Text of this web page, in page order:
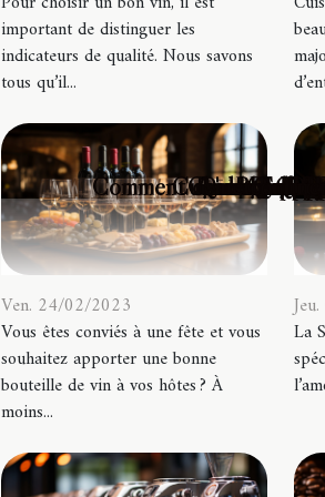
Guide
Comment choisir les
L'innovation
important de distinguer les
indicateurs de qualité. Nous savons
tous qu’il...
Quels sont
Ven. 24/02/2023
Vous êtes conviés à une fête et vous
souhaitez apporter une bonne
bouteille de vin à vos hôtes ? À
moins...
La
Quel
Blinder
Quels
Le
Recette
Cuisine